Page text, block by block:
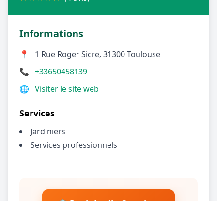
Informations
📍
1 Rue Roger Sicre, 31300 Toulouse
📞 +33650458139
🌐 Visiter le site web
Services
Jardiniers
Services professionnels